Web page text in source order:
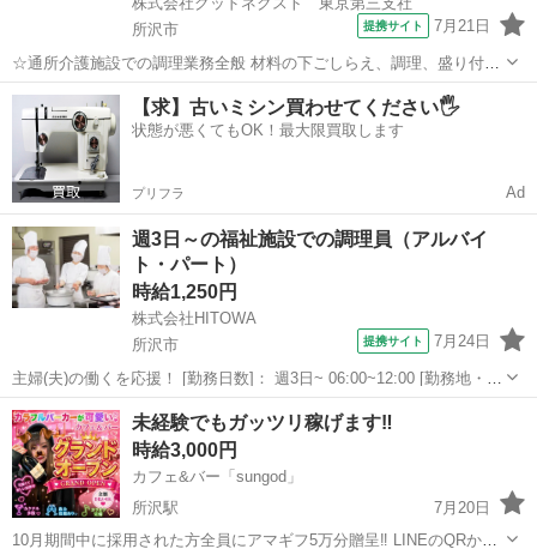
所沢市
提携サイト 7月21日
☆通所介護施設での調理業務全般 材料の下ごしらえ、調理、盛り付
け、 使用後の食器・調理器具の洗浄、 厨房の片付けや清掃 など 派
遣社員 ・各種保険完備 ・交通費支給(規定有) ・日払・週払可(派遣・
紹介予定派遣のみ...
埼玉 所沢市 キッチン
【求】古いミシン買わせてください🖐️
状態が悪くてもOK！最大限買取します
プリフラ Ad
週3日～の福祉施設での調理員（アルバイ
ト・パート）
時給1,250円
株式会社HITOWA
所沢市
提携サイト 7月24日
主婦(夫)の働くを応援！ [勤務日数]： 週3日~ 06:00~12:00 [勤務地・最
寄駅]： 埼玉県所沢市大字安松1521-1 所沢ライフステーション華
_11642 東所沢駅バス2分 [職種名]：福祉施設での調理...
埼玉 所沢市 その他
未経験でもガッツリ稼げます‼️
時給3,000円
カフェ&バー「sungod」
所沢駅
7月20日
10月期間中に採用された方全員にアマギフ5万分贈呈‼️ LINEのQRから